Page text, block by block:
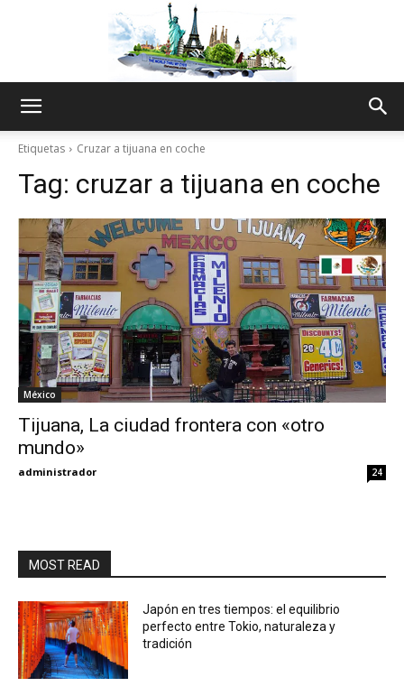
Thru
My
Etiquetas Cruzar a tijuana en coche
Tag: cruzar a tijuana en coche
México
Tijuana, La ciudad frontera con «otro
mundo»
administrador 24
MOST READ
Japón en tres tiempos: el equilibrio
perfecto entre Tokio, naturaleza y
tradición